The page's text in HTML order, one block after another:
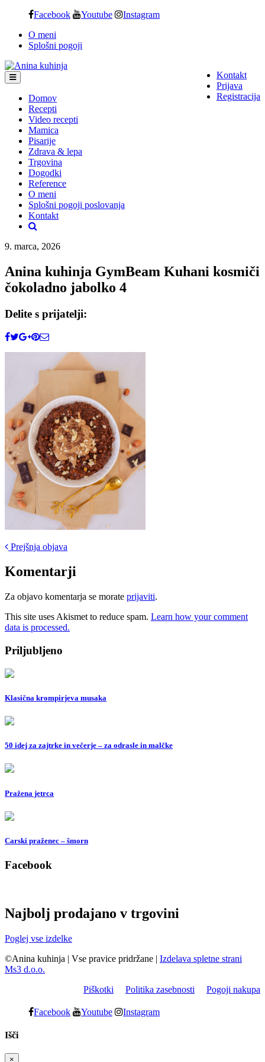
content
Facebook Youtube Instagram
O meni
Splošni pogoji
Kontakt
Prijava
Registracija
Domov
Recepti
Video recepti
Mamica
Pisarije
Zdrava & lepa
Trgovina
Dogodki
Reference
O meni
Splošni pogoji poslovanja
Kontakt
9. marca, 2026
Anina kuhinja GymBeam Kuhani kosmiči
čokoladno jabolko 4
Delite s prijatelji:
Post
navigation
Prejšnja objava
Komentarji
Za objavo komentarja se morate prijaviti.
This site uses Akismet to reduce spam. Learn how your comment
data is processed.
Priljubljeno
Klasična krompirjeva musaka
50 idej za zajtrke in večerje – za odrasle in malčke
Pražena jetrca
Carski praženec – šmorn
Facebook
Najbolj prodajano v trgovini
Poglej vse izdelke
©Anina kuhinja | Vse pravice pridržane | Izdelava spletne strani
Ms3 d.o.o.
Piškotki
Politika zasebnosti Pogoji nakupa
Facebook Youtube Instagram
Išči
×